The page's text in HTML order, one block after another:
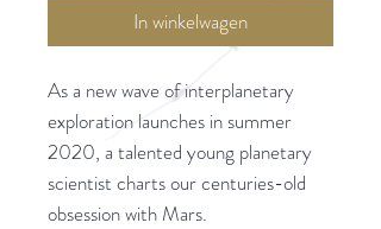
In winkelwagen
As a new wave of interplanetary
exploration launches in summer
2020, a talented young planetary
scientist charts our centuries-old
obsession with Mars.